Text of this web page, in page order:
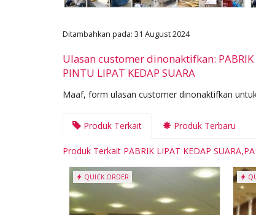
Ditambahkan pada: 31 August 2024
Ulasan customer dinonaktifkan: PABRIK
PINTU LIPAT KEDAP SUARA
Maaf, form ulasan customer dinonaktifkan
Produk Terkait Produk Terbaru
Produk Terkait PABRIK LIPAT KEDAP
QUICK ORDER